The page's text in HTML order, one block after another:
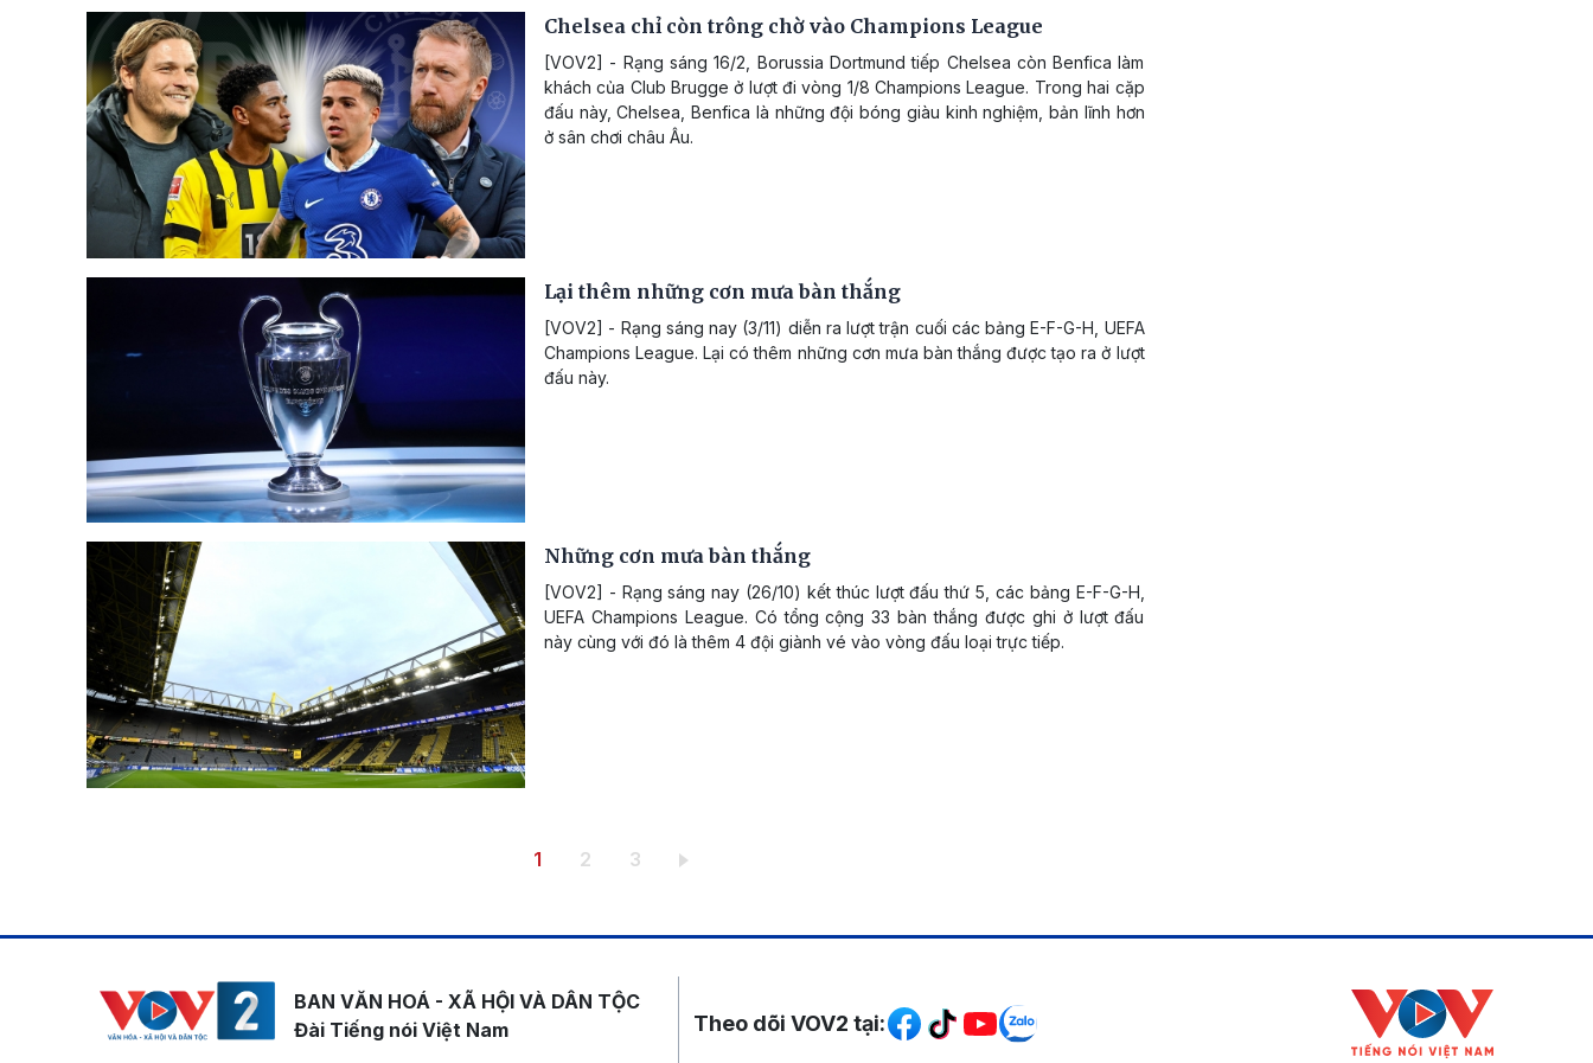
Chelsea chỉ còn trông chờ vào Champions League
[VOV2] - Rạng sáng 16/2, Borussia Dortmund tiếp Chelsea còn Benfica làm
khách của Club Brugge ở lượt đi vòng 1/8 Champions League. Trong hai cặp
đấu này, Chelsea, Benfica là những đội bóng giàu kinh nghiệm, bản lĩnh hơn
ở sân chơi châu Âu.
Lại thêm những cơn mưa bàn thắng
[VOV2] - Rạng sáng nay (3/11) diễn ra lượt trận cuối các bảng E-F-G-H, UEFA
Champions League. Lại có thêm những cơn mưa bàn thắng được tạo ra ở lượt
đấu này.
Những cơn mưa bàn thắng
[VOV2] - Rạng sáng nay (26/10) kết thúc lượt đấu thứ 5, các bảng E-F-G-H,
UEFA Champions League. Có tổng cộng 33 bàn thắng được ghi ở lượt đấu
này cùng với đó là thêm 4 đội giành vé vào vòng đấu loại trực tiếp.
Trang hiện thời
1 Trang
2 Trang
3
BAN VĂN HOÁ - XÃ HỘI VÀ DÂN TỘC
Đài Tiếng nói Việt Nam
Mạng xã hội
Theo dõi VOV2 tại: